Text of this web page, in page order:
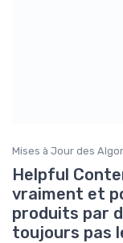
Mises à Jour des
Helpful
vraiment et
produits par
toujours pas